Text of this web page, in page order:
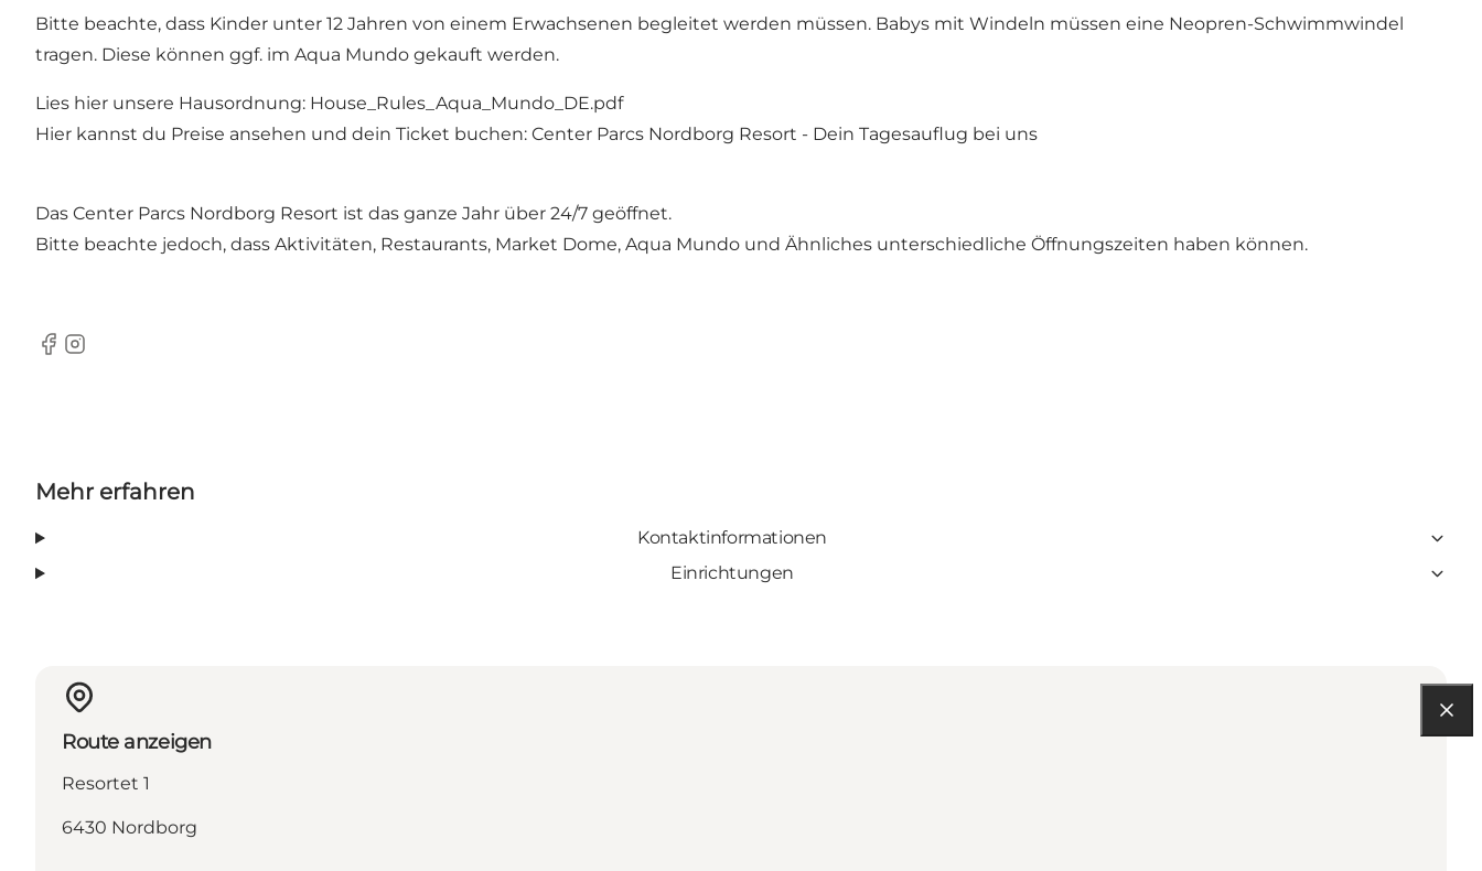
Bitte beachte, dass Kinder unter 12 Jahren von einem Erwachsenen begleitet werden müssen. Babys mit Windeln müssen eine Neopren-Schwimmwindel
tragen. Diese können ggf. im Aqua Mundo gekauft werden.
Lies hier unsere Hausordnung: House_Rules_Aqua_Mundo_DE.pdf
Hier kannst du Preise ansehen und dein Ticket buchen: Center Parcs Nordborg Resort - Dein Tagesauflug bei uns
Das Center Parcs Nordborg Resort ist das ganze Jahr über 24/7 geöffnet.
Bitte beachte jedoch, dass Aktivitäten, Restaurants, Market Dome, Aqua Mundo und Ähnliches unterschiedliche Öffnungszeiten haben können.
Facebook
Instagram
Mehr erfahren
Kontaktinformationen
Einrichtungen
Route anzeigen
Resortet 1
6430 Nordborg